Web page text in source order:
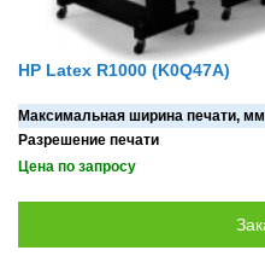
HP Latex R1000 (K0Q47A)
Максимальная ширина печати, мм
Разрешение печати
Цена по запросу